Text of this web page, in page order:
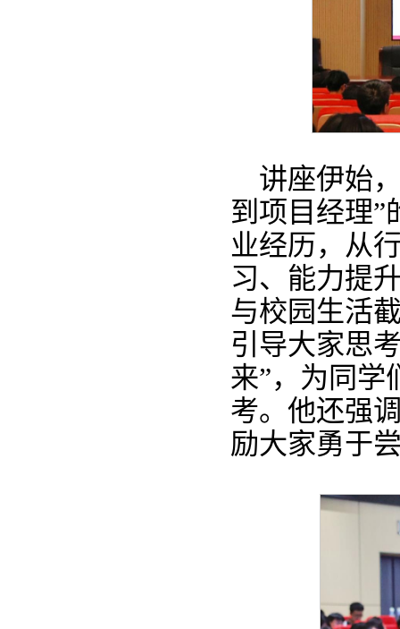
讲座伊始
到项目经理”
业经历，从
习、能力提
与校园生活
引导大家思
来”，为同学
考。他还强
励大家勇于